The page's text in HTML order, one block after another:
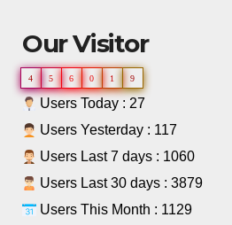
Our Visitor
4 5 6 0 1 9
Users Today : 27
Users Yesterday : 117
Users Last 7 days : 1060
Users Last 30 days : 3879
Users This Month : 1129